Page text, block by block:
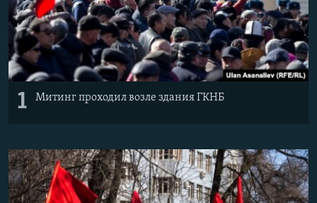
1 Митинг проходил возле здания ГКНБ